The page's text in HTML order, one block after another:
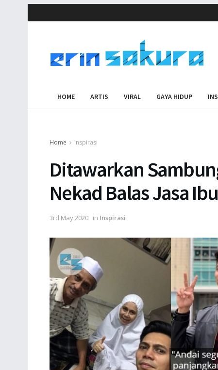
HOME ARTIS VIRAL GAYA HIDUP
Home Inspirasi
Ditawarkan
Nekad Balas Jasa
3rd May 2020 in Inspirasi